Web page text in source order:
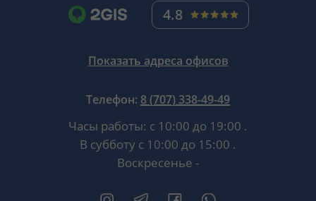
4.8
Показать адреса офисов
Телефон: 8 (707) 338-49-49
Часы работы: с 10:00 до 19:00 .
В субботу с 10:00 до 15:00 .
Воскресенье -